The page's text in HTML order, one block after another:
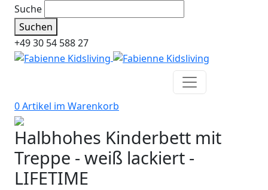
Suche
Suchen
+49 30 54 588 27
0 Artikel im Warenkorb
Halbhohes Kinderbett mit
Treppe - weiß lackiert -
LIFETIME